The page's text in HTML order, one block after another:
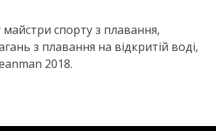
спорту з плавання,
з плавання на відкритій воді,
2018.